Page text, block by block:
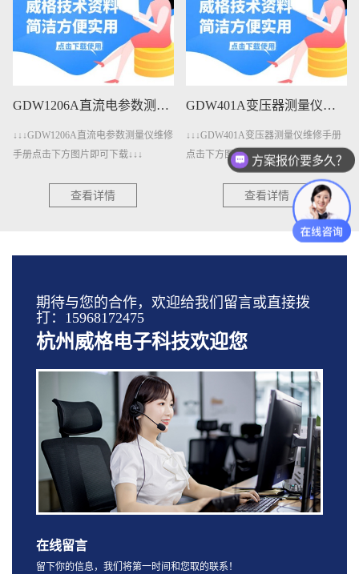
GDW1206A直流电参数测量仪维修手册下载
直流电参数测量仪维修
方图片即可下载↓↓↓
GDW401A变压器测量仪维修手册下载
↓↓↓GDW401A变压器测量仪维修手册
点击下方图片即可下载↓↓↓
击下方图片
期待与您的合作，欢迎给我们留言或直接拨
打：15968172475
杭州威格电子科技欢迎您
在线留言
留下你的信息，我们将第一时间和您取的联系！
方案报价要多久？